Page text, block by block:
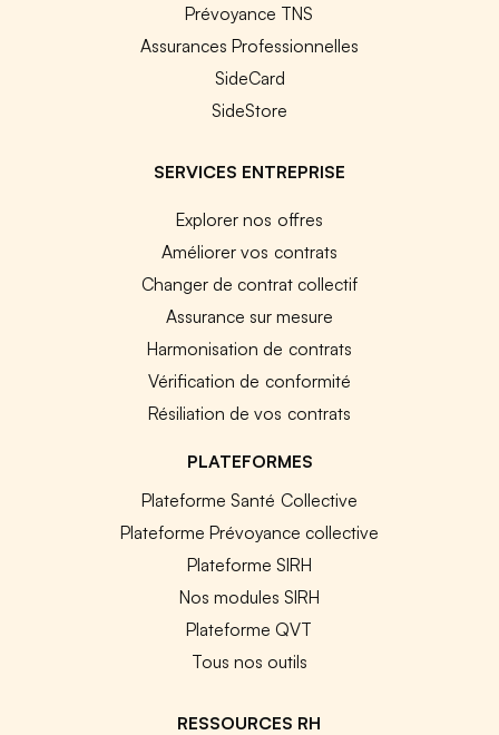
Prévoyance TNS
Assurances Professionnelles
SideCard
SideStore
SERVICES ENTREPRISE
Explorer nos offres
Améliorer vos contrats
Changer de contrat collectif
Assurance sur mesure
Harmonisation de contrats
Vérification de conformité
Résiliation de vos contrats
PLATEFORMES
Plateforme Santé Collective
Plateforme Prévoyance collective
Plateforme SIRH
Nos modules SIRH
Plateforme QVT
Tous nos outils
RESSOURCES RH